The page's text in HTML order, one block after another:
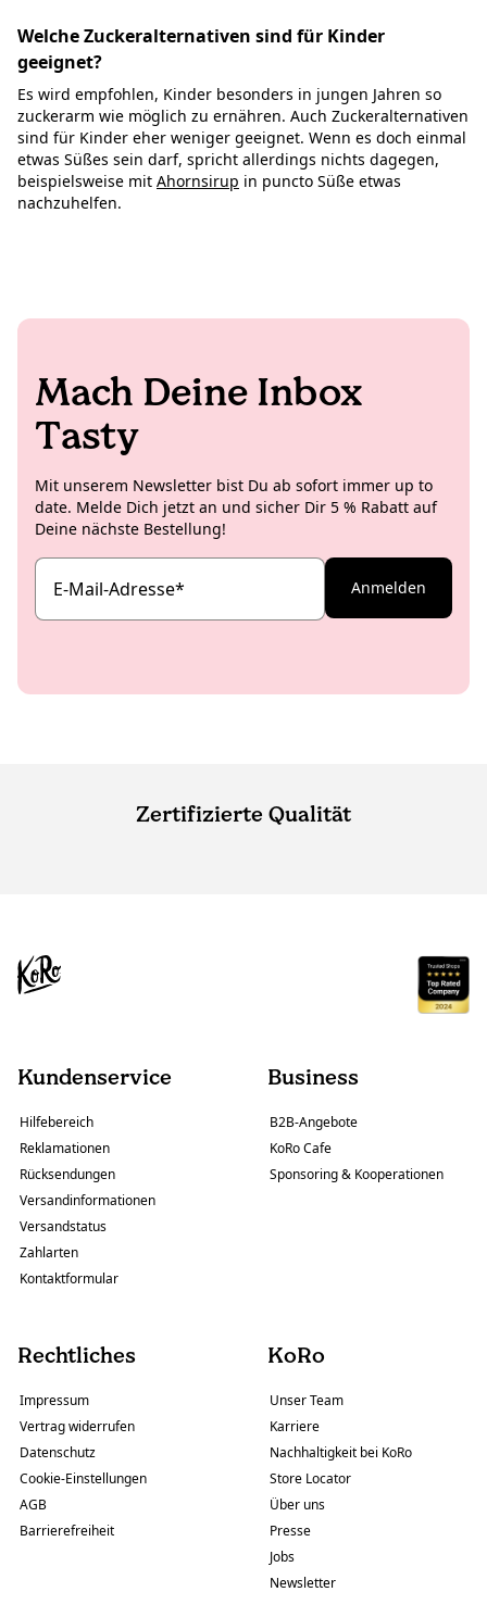
Welche Zuckeralternativen sind für Kinder
geeignet?
Es wird empfohlen, Kinder besonders in jungen Jahren so
zuckerarm wie möglich zu ernähren. Auch Zuckeralternativen
sind für Kinder eher weniger geeignet. Wenn es doch einmal
etwas Süßes sein darf, spricht allerdings nichts dagegen,
beispielsweise mit Ahornsirup in puncto Süße etwas
nachzuhelfen.
Mach Deine Inbox
Tasty
Mit unserem Newsletter bist Du ab sofort immer up to
date. Melde Dich jetzt an und sicher Dir 5 % Rabatt auf
Deine nächste Bestellung!
E-Mail-Adresse* Anmelden
Zertifizierte Qualität
Kundenservice
Hilfebereich
Reklamationen
Rücksendungen
Versandinformationen
Versandstatus
Zahlarten
Kontaktformular
Business
B2B-Angebote
KoRo Cafe
Sponsoring & Kooperationen
Rechtliches
Impressum
Vertrag widerrufen
Datenschutz
Cookie-Einstellungen
AGB
Barrierefreiheit
KoRo
Unser Team
Karriere
Nachhaltigkeit bei KoRo
Store Locator
Über uns
Presse
Jobs
Newsletter